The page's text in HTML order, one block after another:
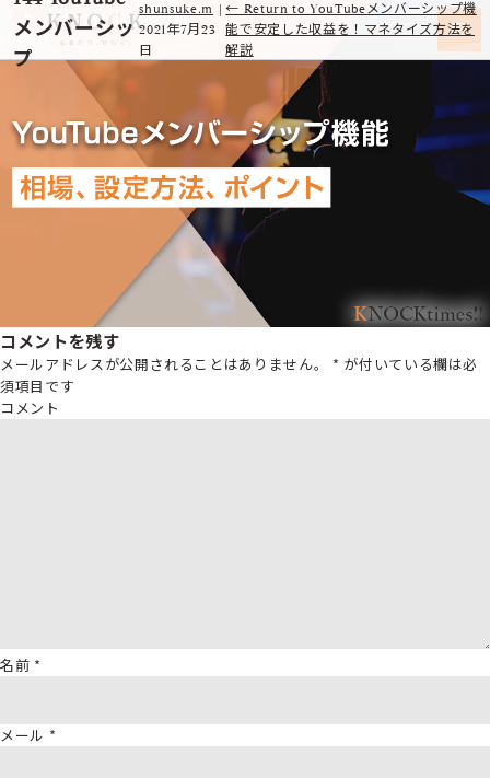
メンバーシッ
プ
shunsuke.m |
2021年7月23
日
← Return to YouTubeメンバーシップ機
能で安定した収益を！マネタイズ方法を
解説
コメントを残す
メールアドレスが公開されることはありません。 * が付いている欄は必
須項目です
コメント
名前 *
メール *